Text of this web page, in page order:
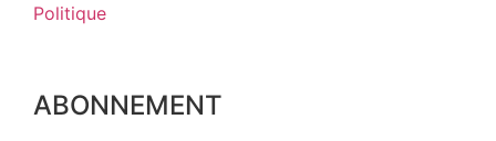
Politique
ABONNEMENT